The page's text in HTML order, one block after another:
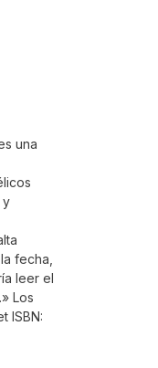
una
y
fecha,
leer el
Los
ISBN: